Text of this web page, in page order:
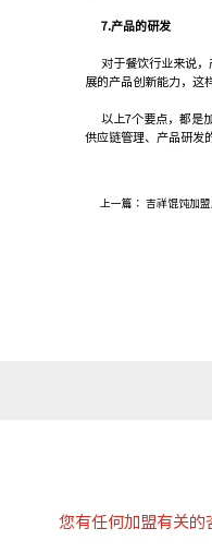
7.产品的研发
对于餐饮行业来说，
展的产品创新能力，这
以上7个要点，都是
供应链管理、产品研发
上一篇： 吉祥馄饨加盟
您有任何加盟有关的